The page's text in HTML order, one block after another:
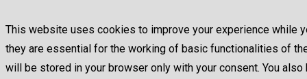
This website uses cookies to improve your experience while
they are essential for the working of basic functionalities of
will be stored in your browser only with your consent. You